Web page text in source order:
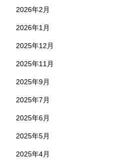
2026年2月
2026年1月
2025年12月
2025年11月
2025年9月
2025年7月
2025年6月
2025年5月
2025年4月